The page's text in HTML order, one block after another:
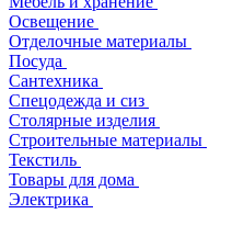
Освещение
Отделочные материалы
Посуда
Сантехника
Спецодежда и сиз
Столярные изделия
Строительные материалы
Текстиль
Товары для дома
Электрика